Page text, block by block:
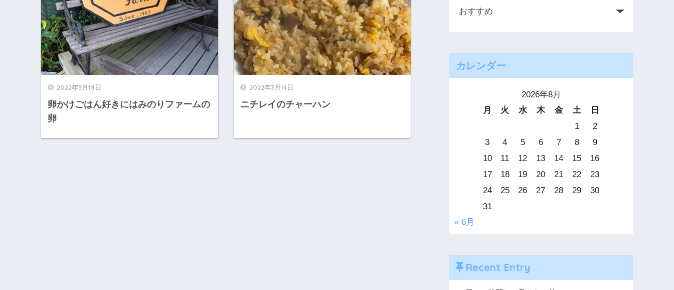
2022年3月18日
卵かけごはん好きにはみのりファームの
卵
2022年3月14日
ニチレイのチャーハン
カレンダー
2026年8月
月
火 水 木 金 土
日
1
2
3
4 5 6 7 8
9
10
11 12 13 14 15
16
17
18 19 20 21 22
23
24
25 26 27 28 29
30
31
« 6月
Recent Entry